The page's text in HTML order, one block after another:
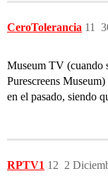
CeroTolerancia 11
Museum TV (cuando
Purescreens
en el pasado, siendo
RPTV1 2
12